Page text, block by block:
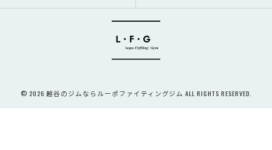
© 2026 越谷のジムならルーポファイティングジム ALL RIGHTS RESERVED.